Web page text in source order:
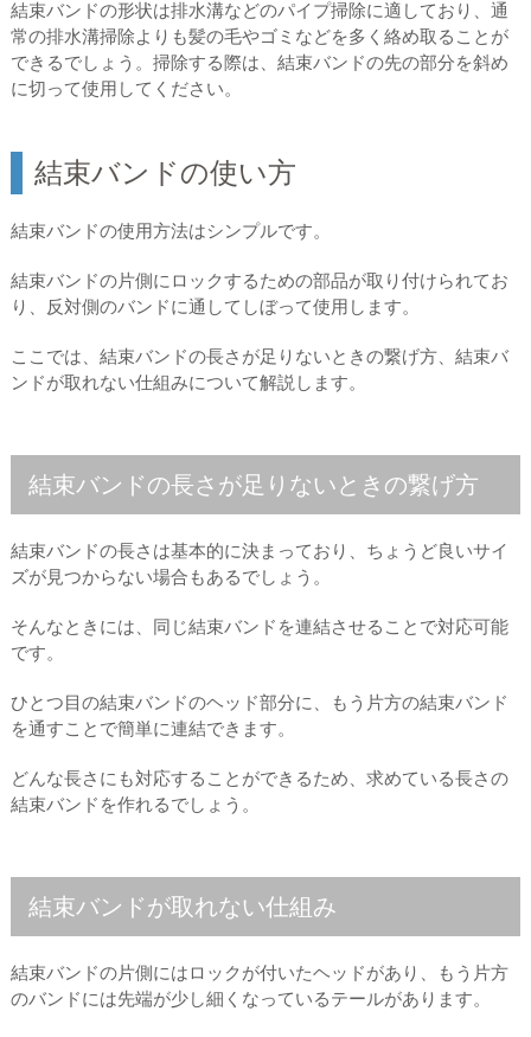
結束バンドの形状は排水溝などのパイプ掃除に適しており、通
常の排水溝掃除よりも髪の毛やゴミなどを多く絡め取ることが
できるでしょう。掃除する際は、結束バンドの先の部分を斜め
に切って使用してください。
結束バンドの使い方
結束バンドの使用方法はシンプルです。
結束バンドの片側にロックするための部品が取り付けられてお
り、反対側のバンドに通してしぼって使用します。
ここでは、結束バンドの長さが足りないときの繋げ方、結束バ
ンドが取れない仕組みについて解説します。
結束バンドの長さが足りないときの繋げ方
結束バンドの長さは基本的に決まっており、ちょうど良いサイ
ズが見つからない場合もあるでしょう。
そんなときには、同じ結束バンドを連結させることで対応可能
です。
ひとつ目の結束バンドのヘッド部分に、もう片方の結束バンド
を通すことで簡単に連結できます。
どんな長さにも対応することができるため、求めている長さの
結束バンドを作れるでしょう。
結束バンドが取れない仕組み
結束バンドの片側にはロックが付いたヘッドがあり、もう片方
のバンドには先端が少し細くなっているテールがあります。